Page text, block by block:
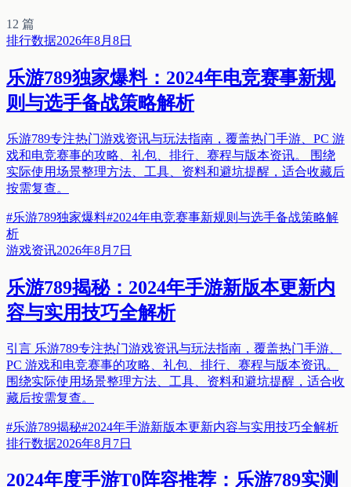
12 篇
排行数据2026年8月8日
乐游789独家爆料：2024年电竞赛事新规
则与选手备战策略解析
乐游789专注热门游戏资讯与玩法指南，覆盖热门手游、PC 游
戏和电竞赛事的攻略、礼包、排行、赛程与版本资讯。 围绕
实际使用场景整理方法、工具、资料和避坑提醒，适合收藏后
按需复查。
#乐游789独家爆料#2024年电竞赛事新规则与选手备战策略解
析
游戏资讯2026年8月7日
乐游789揭秘：2024年手游新版本更新内
容与实用技巧全解析
引言 乐游789专注热门游戏资讯与玩法指南，覆盖热门手游、
PC 游戏和电竞赛事的攻略、礼包、排行、赛程与版本资讯。
围绕实际使用场景整理方法、工具、资料和避坑提醒，适合收
藏后按需复查。
#乐游789揭秘#2024年手游新版本更新内容与实用技巧全解析
排行数据2026年8月7日
2024年度手游T0阵容推荐：乐游789实测